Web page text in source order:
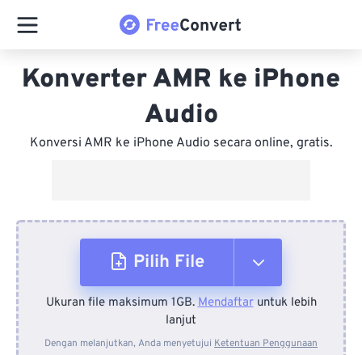
Konverter AMR ke iPhone
Audio
Konversi AMR ke iPhone Audio secara online, gratis.
Pilih File
Dari Perangkat
Ukuran file maksimum 1GB.Mendaftaruntuk lebih
lanjut
Dengan melanjutkan, Anda menyetujui Ketentuan Penggunaan